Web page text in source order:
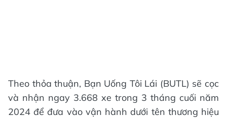
Theo thỏa thuận, Bạn Uống Tôi Lái (BUTL) sẽ cọc
và nhận ngay 3.668 xe trong 3 tháng cuối năm
2024 để đưa vào vận hành dưới tên thương hiệu